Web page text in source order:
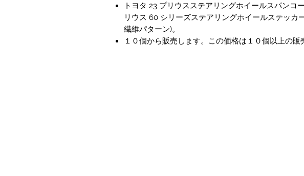
トヨタ 23 プリウスステアリングホイールスパンコ
リウス 60 シリーズステアリングホイールステッカ
繊維パターン)。
１０個から販売します。この価格は１０個以上の販